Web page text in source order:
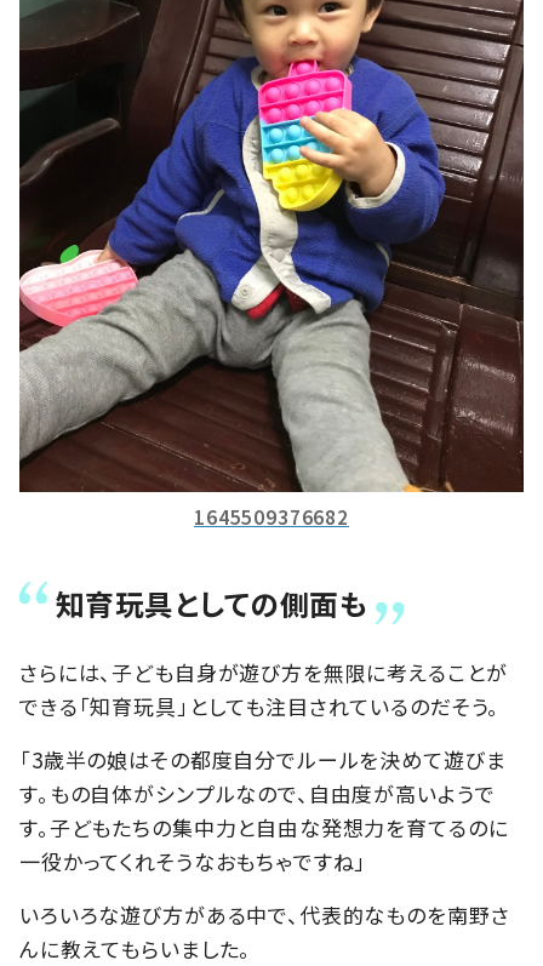
1645509376682
知育玩具としての側面も
さらには、子ども自身が遊び方を無限に考えることが
できる「知育玩具」としても注目されているのだそう。
「3歳半の娘はその都度自分でルールを決めて遊びま
す。もの自体がシンプルなので、自由度が高いようで
す。子どもたちの集中力と自由な発想力を育てるのに
一役かってくれそうなおもちゃですね」
いろいろな遊び方がある中で、代表的なものを南野さ
んに教えてもらいました。